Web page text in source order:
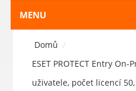
MENU
Domů /
ESET PROTECT Entry
uživatele, počet licencí